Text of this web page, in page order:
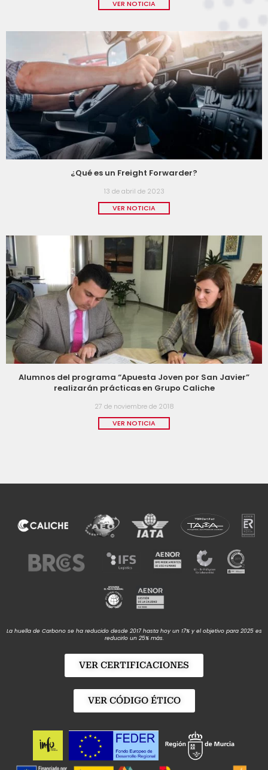
VER NOTICIA
¿Qué es un Freight Forwarder?
13 de abril de 2023
VER NOTICIA
Alumnos del programa “Apuesta Joven por San Javier”
realizarán prácticas en Grupo Caliche
27 de noviembre de 2018
VER NOTICIA
La huella de Carbono se ha reducido desde 2017 hasta hoy un 17% y el objetivo para 2025 es
reducirlo un 25% más.
VER CERTIFICACIONES
VER CÓDIGO ÉTICO